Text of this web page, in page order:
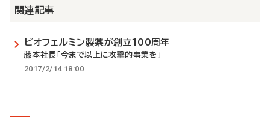
関連記事
ビオフェルミン製薬が創立100周年
藤本社長「今まで以上に攻撃的事業を」
2017/2/14 18:00